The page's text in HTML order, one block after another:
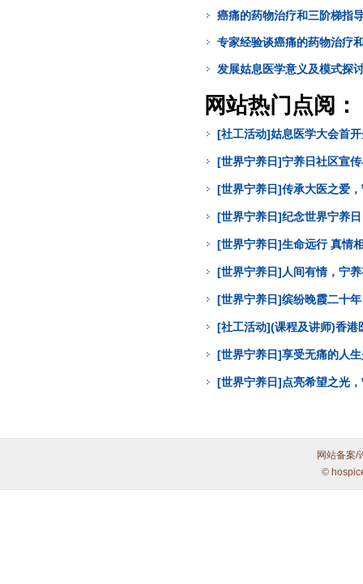
癌痛的药物治疗和三阶梯指
专家经验谈癌痛的药物治疗
发展姑息医学意义及模式探
网站热门点阅：
[社工活动]姑息医学大会首
[世界宁养日]宁养日社区宣
[世界宁养日]传承大医之爱
[世界宁养日]纪念世界宁养
[世界宁养日]生命远行 真情
[世界宁养日]人间有情，宁
[世界宁养日]缤纷晚霞二十
[社工活动](课程及讲师)香
[世界宁养日]享受无痛的人
[世界宁养日]点亮希望之光
网站备案/
©